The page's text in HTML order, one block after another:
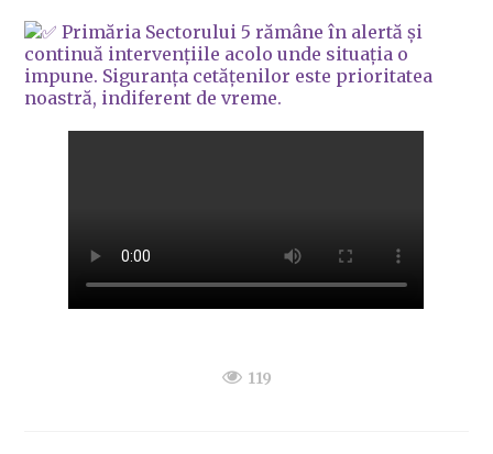
Primăria Sectorului 5 rămâne în alertă și
continuă intervențiile acolo unde situația o
impune. Siguranța cetățenilor este prioritatea
noastră, indiferent de vreme.
119